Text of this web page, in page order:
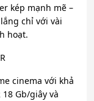
kép mạnh mẽ –
chỉ với vài
hoạt.
cinema với khả
Gb/giây và